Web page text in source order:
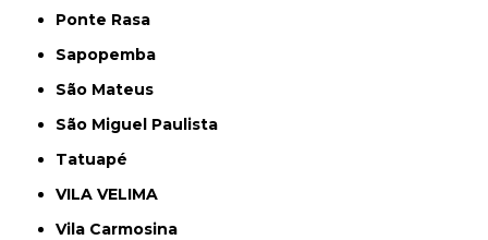
Ponte Rasa
Sapopemba
São Mateus
São Miguel Paulista
Tatuapé
VILA VELIMA
Vila Carmosina